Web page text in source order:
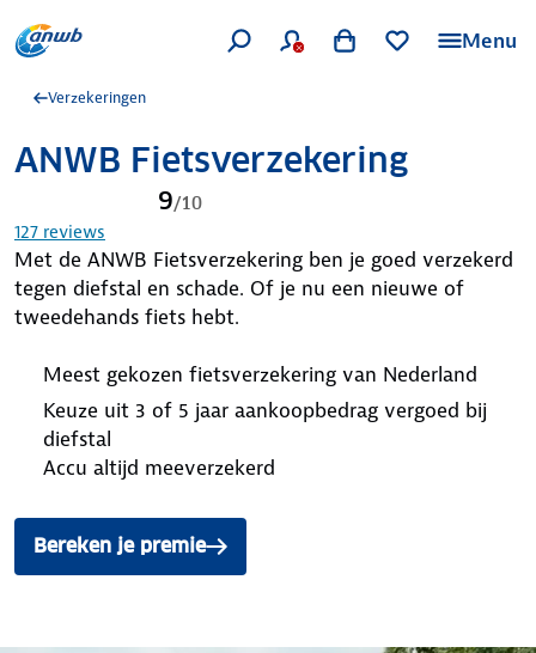
Menu
Verzekeringen
ANWB Fietsverzekering
9/10
127 reviews
Met de ANWB Fietsverzekering ben je goed verzekerd
tegen diefstal en schade. Of je nu een nieuwe of
tweedehands fiets hebt.
Meest gekozen fietsverzekering van Nederland
Keuze uit 3 of 5 jaar aankoopbedrag vergoed bij
diefstal
Accu altijd meeverzekerd
Bereken je premie